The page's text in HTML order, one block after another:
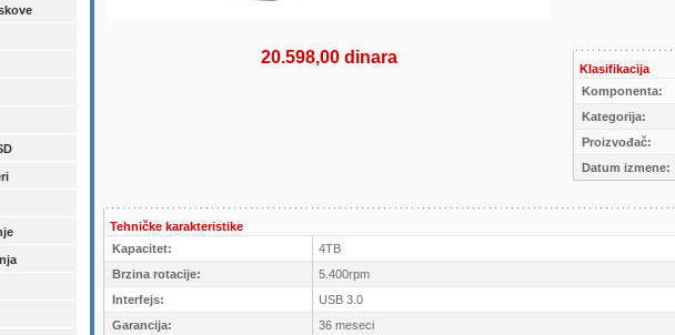
20.598,00 dinara
Klasifikacija
Komponenta:
Kategorija:
Proizvođač:
Datum izmene:
Tehničke karakteristike
Kapacitet:
4TB
Brzina rotacije:
5.400rpm
Interfejs:
USB 3.0
Garancija:
36 meseci